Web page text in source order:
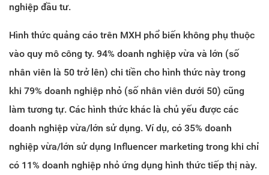
nghiệp đầu tư.
Hình thức quảng cáo trên MXH phổ biến không phụ thuộc
vào quy mô công ty. 94% doanh nghiệp vừa và lớn (số
nhân viên là 50 trở lên) chi tiền cho hình thức này trong
khi 79% doanh nghiệp nhỏ (số nhân viên dưới 50) cũng
làm tương tự. Các hình thức khác là chủ yếu được các
doanh nghiệp vừa/lớn sử dụng. Ví dụ, có 35% doanh
nghiệp vừa/lớn sử dụng Influencer marketing trong khi chỉ
có 11% doanh nghiệp nhỏ ứng dụng hình thức tiếp thị này.